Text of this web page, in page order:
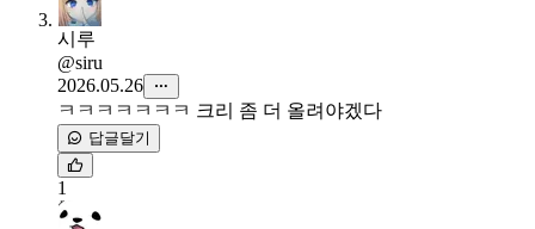
시루
@siru
2026.05.26
ㅋㅋㅋㅋㅋㅋㅋ 크리 좀 더 올려야겠다
답글달기
1